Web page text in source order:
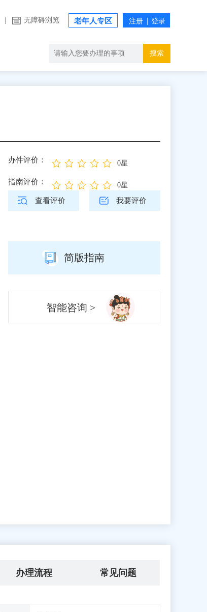
无障碍浏览 老年人专区
搜索
办件评价： 0星
指南评价： 0星
查看评价 我要评价
简版指南
智能咨询 >
办理流程 常见问题